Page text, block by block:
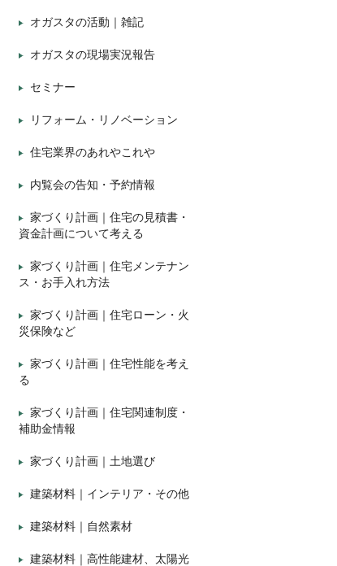
オガスタの活動｜雑記
オガスタの現場実況報告
セミナー
リフォーム・リノベーション
住宅業界のあれやこれや
内覧会の告知・予約情報
家づくり計画｜住宅の見積書・
資金計画について考える
家づくり計画｜住宅メンテナン
ス・お手入れ方法
家づくり計画｜住宅ローン・火
災保険など
家づくり計画｜住宅性能を考え
る
家づくり計画｜住宅関連制度・
補助金情報
家づくり計画｜土地選び
建築材料｜インテリア・その他
建築材料｜自然素材
建築材料｜高性能建材、太陽光